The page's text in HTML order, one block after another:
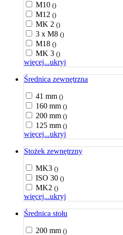
M10 ()
M12 ()
MK 2 ()
3 x M8 ()
M18 ()
MK 3 ()
więcej...ukryj
Średnica zewnętrzna
41 mm ()
160 mm ()
200 mm ()
125 mm ()
więcej...ukryj
Stożek zewnętrzny
MK3 ()
ISO 30 ()
MK2 ()
więcej...ukryj
Średnica stołu
200 mm ()